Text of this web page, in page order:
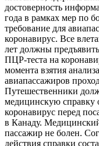
достоверность
года в рамках мер по
требование для
коронавирус. Все
лет должны
ПЦР-теста на
момента взятия
авиапассажиров
Путешественники
медицинскую справку
коронавирус перед
в Канаду.
пассажир не болен.
действия справки